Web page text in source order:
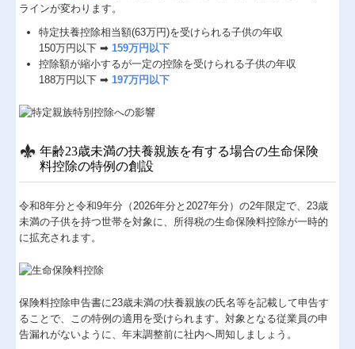
ラインが変わります。
特定扶養控除相当額(63万円)を受けられる子供の年収
150万円以下 ➡159万円以下
控除額が縮小するが一定の控除を受けられる子供の年収
188万円以下 ➡197万円以下
年齢23歳未満の扶養親族を有する場合の生命保険
料控除の特例の創設
令和8年分と令和9年分（2026年分と2027年分）の2年限定で、23歳
未満の子供を持つ世帯を対象に、所得税の生命保険料控除が一時的
に拡充されます。
保険料控除申告書に23歳未満の扶養親族の氏名等を記載して申告す
ることで、この特例の適用を受けられます。対象となる従業員の申
告漏れがないように、年末調整前に社内へ周知しましょう。